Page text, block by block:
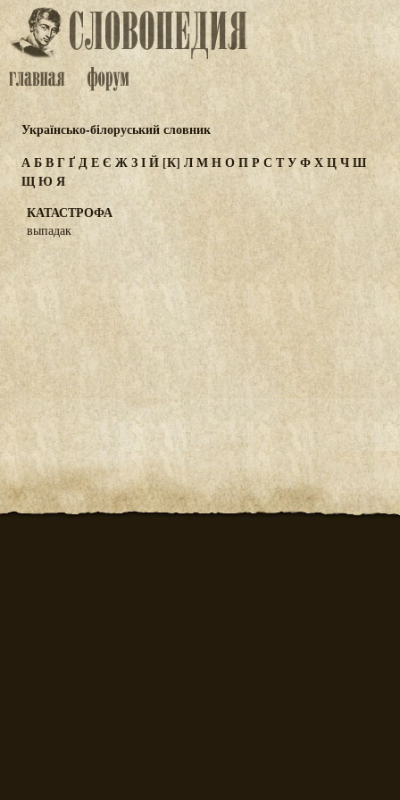
Українсько-білоруський словник
АБВГҐДЕЄ ЖЗІЙ[К] ЛМНОПР С ТУФХЦЧШ
ЩЮ Я
КАТАСТРОФА
выпадак